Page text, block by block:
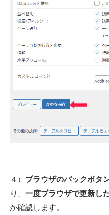
４） ブラウザのバックボタ
り、 一度ブラウザで更新し
か確認します。